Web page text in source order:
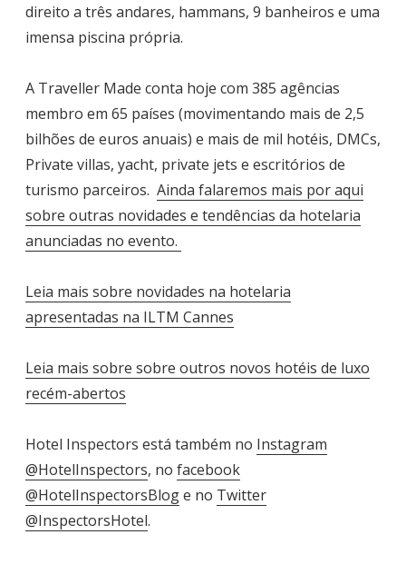
direito a três andares, hammans, 9 banheiros e uma
imensa piscina própria.
A Traveller Made conta hoje com 385 agências
membro em 65 países (movimentando mais de 2,5
bilhões de euros anuais) e mais de mil hotéis, DMCs,
Private villas, yacht, private jets e escritórios de
turismo parceiros. Ainda falaremos mais por aqui
sobre outras novidades e tendências da hotelaria
anunciadas no evento.
Leia mais sobre novidades na hotelaria
apresentadas na ILTM Cannes
Leia mais sobre sobre outros novos hotéis de luxo
recém-abertos
Hotel Inspectors está também no Instagram
@HotelInspectors, no facebook
@HotelInspectorsBloge no Twitter
@InspectorsHotel.